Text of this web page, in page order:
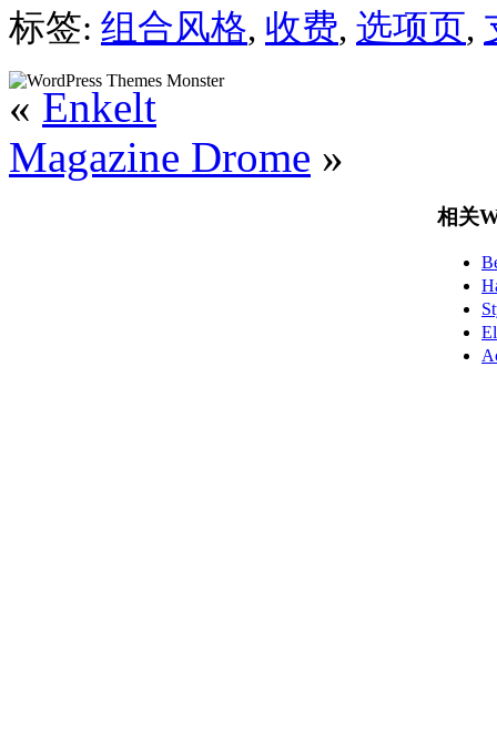
标签: 组合风格, 收费, 选项页,
« Enkelt
Magazine Drome »
相关